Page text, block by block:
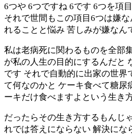
6つや 6つですね 6です 6つを項
それで世間もこの項目6つは嫌
れることと悩み 苦しみが嫌なん
私は老病死に関わるものを全部
が私の人生の目的にするんだと
です それで自動的に出家の世界
て何なのかと ケーキ食べて糖尿
ーキだけ食べますよという生き
だったらその生き方するもんじ
れでは答えにならない 解決にな